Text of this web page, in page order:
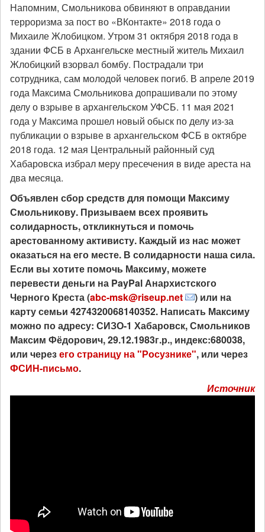
Напомним, Смольникова обвиняют в оправдании
терроризма за пост во «ВКонтакте» 2018 года о
Михаиле Жлобицком. Утром 31 октября 2018 года в
здании ФСБ в Архангельске местный житель Михаил
Жлобицкий взорвал бомбу. Пострадали три
сотрудника, сам молодой человек погиб. В апреле 2019
года Максима Смольникова допрашивали по этому
делу о взрыве в архангельском УФСБ. 11 мая 2021
года у Максима прошел новый обыск по делу из-за
публикации о взрыве в архангельском ФСБ в октябре
2018 года. 12 мая Центральный районный суд
Хабаровска избрал меру пресечения в виде ареста на
два месяца.
Объявлен сбор средств для помощи Максиму
Смольникову. Призываем всех проявить
солидарность, откликнуться и помочь
арестованному активисту. Каждый из нас может
оказаться на его месте. В солидарности наша сила.
Если вы хотите помочь Максиму, можете
перевести деньги на PayPal Анархистского
Черного Креста (abc-msk@riseup.net
) или на
карту семьи 4274320068140352. Написать Максиму
можно по адресу: СИЗО-1 Хабаровск, Смольников
Максим Фёдорович, 29.12.1983г.р., индекс:680038,
или черезего страницу на "Росузнике", или через
ФСИН-письмо.
Источник